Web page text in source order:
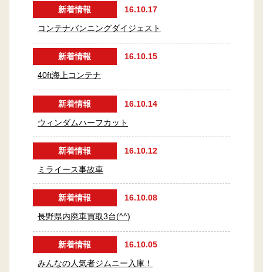
新着情報 16.10.17
コンテナバンニングダイジェスト
新着情報 16.10.15
40ft海上コンテナ
新着情報 16.10.14
ウィンダムハーフカット
新着情報 16.10.12
ミライース事故車
新着情報 16.10.08
長野県内廃車買取3台(^^)
新着情報 16.10.05
みんなの人気者ジムニー入庫！